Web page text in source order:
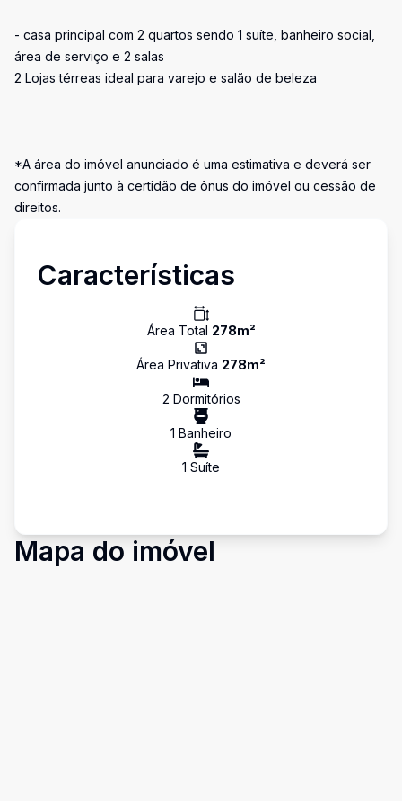
- casa principal com 2 quartos sendo 1 suíte, banheiro social,
área de serviço e 2 salas
2 Lojas térreas ideal para varejo e salão de beleza
*A área do imóvel anunciado é uma estimativa e deverá ser
confirmada junto à certidão de ônus do imóvel ou cessão de
direitos.
Características
Área Total 278m²
Área Privativa 278m²
2 Dormitórios
1 Banheiro
1 Suíte
Mapa do imóvel